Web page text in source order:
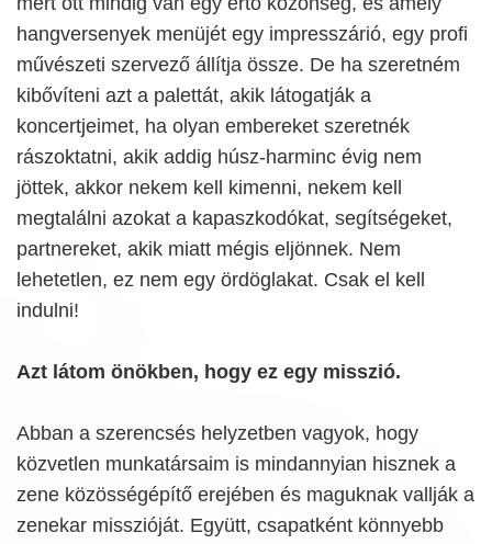
hangversenyek menüjét egy impresszárió, egy profi
művészeti szervező állítja össze. De ha szeretném
kibővíteni azt a palettát, akik látogatják a
koncertjeimet, ha olyan embereket szeretnék
rászoktatni, akik addig húsz-harminc évig nem
jöttek, akkor nekem kell kimenni, nekem kell
megtalálni azokat a kapaszkodókat, segítségeket,
partnereket, akik miatt mégis eljönnek. Nem
lehetetlen, ez nem egy ördöglakat. Csak el kell
indulni!
Azt látom önökben, hogy ez egy misszió.
Abban a szerencsés helyzetben vagyok, hogy
közvetlen munkatársaim is mindannyian hisznek a
zene közösségépítő erejében és maguknak vallják a
zenekar misszióját. Együtt, csapatként könnyebb